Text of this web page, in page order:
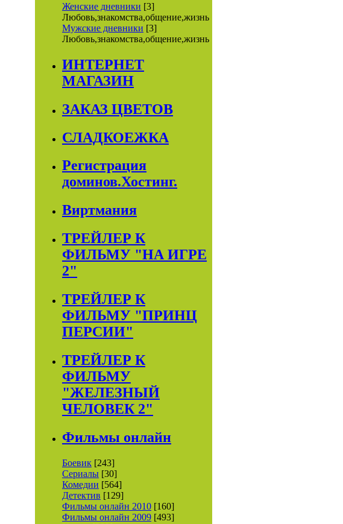
Женские дневники [3]
Любовь,знакомства,общение,жизнь
Мужские дневники [3]
Любовь,знакомства,общение,жизнь
ИНТЕРНЕТ
МАГАЗИН
ЗАКАЗ ЦВЕТОВ
СЛАДКОЕЖКА
Регистрация
доминов.Хостинг.
Виртмания
ТРЕЙЛЕР К
ФИЛЬМУ "НА ИГРЕ
2"
ТРЕЙЛЕР К
ФИЛЬМУ "ПРИНЦ
ПЕРСИИ"
ТРЕЙЛЕР К
ФИЛЬМУ
"ЖЕЛЕЗНЫЙ
ЧЕЛОВЕК 2"
Фильмы онлайн
Боевик [243]
Сериалы [30]
Комедии [564]
Детектив [129]
Фильмы онлайн 2010 [160]
Фильмы онлайн 2009 [493]